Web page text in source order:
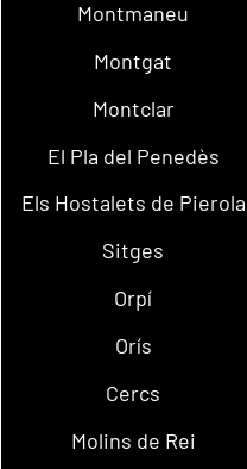
Montmaneu
Montgat
Montclar
El Pla del Penedès
Els Hostalets de Pierola
Sitges
Orpí
Orís
Cercs
Molins de Rei